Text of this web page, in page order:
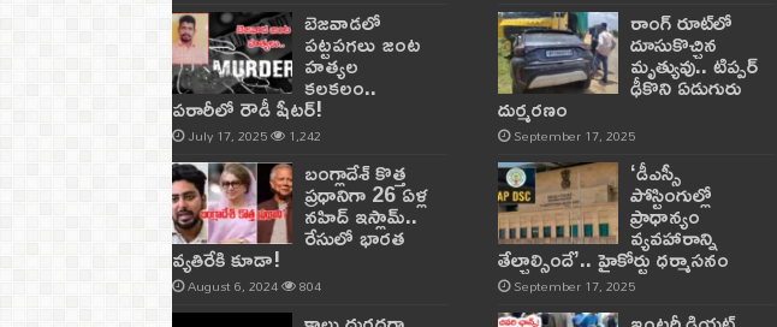
బెజవాడలో
పట్టపగలు జంట
హత్యల
కలకలం..
పరారీలో రౌడీ షీటర్‌!
July 17, 2025 1,242
బంగ్లాదేశ్ కొత్త
ప్రధానిగా 26 ఏళ్ల
నహిద్ ఇస్లామ్..
రేసులో భారత
వ్యతిరేకి కూడా!
August 6, 2024 804
రాంగ్ రూట్‌లో
దూసుకొచ్చిన
మృత్యువు.. టిప్పర్
ఢీకొని ఏడుగురు
దుర్మరణం
September 17, 2025
‘డీఎస్సీ
పోస్టింగుల్లో
ప్రాధాన్యం
వ్యవహారాన్ని
తేల్చాల్సిందే’.. హైకోర్టు ధర్మాసనం
September 17, 2025